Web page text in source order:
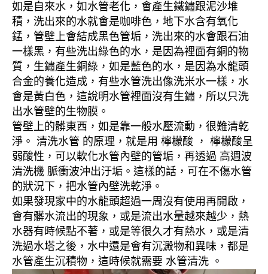
如是自來水，如水管老化，會產生鐵鏽跟泥沙堆
積，洗出來的水就會是咖啡色，地下水含有氧化
錳，管壁上會結成黑色管垢，洗出來的水會跟石油
一樣黑，有些洗出綠色的水，是因為裡面有銅的物
質，生鏽產生銅綠，如是藍色的水，是因為水龍頭
合金的養化造成，有些水管洗出像洗米水一樣，水
會是黃白色，這說明水管裡面沒有生鏽，所以只洗
出水管壁的生物膜。
管壁上的髒東西，如是靠一般水壓流動，很難清乾
淨。 清洗水管 的原理，就是用 檸檬酸 ， 檸檬酸呈
弱酸性，可以軟化水管內壁的管垢，再透過 高週波
清洗機 脈衝波沖出汙垢。這樣的話，可在不傷水管
的狀況下，把水管內壁洗乾淨。
如果發現家中的水龍頭超過一周沒有使用再開啟，
會有髒水流出的現象，或是流出水量越來越少，熱
水器有時候點不著，或是等很久才有熱水，或是清
洗過水塔之後，水中還是會有沉澱物和異味，都是
水管產生沉積物，這時候就需要 水管清洗 。